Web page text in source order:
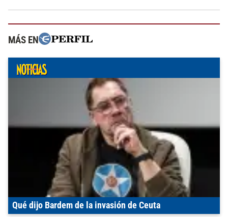
MÁS EN
Qué dijo Bardem de la invasión de Ceuta